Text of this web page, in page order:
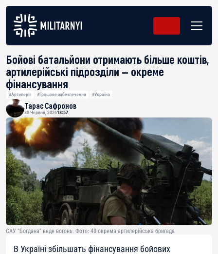
Бойові батальйони отримають більше коштів,
артилерійські підрозділи — окреме
фінансування
#Артилерія #Грошове забезпечення #Україна
Тарас Сафронов
30 Червня, 202618:57
САУ "Богдана" веде вогонь. Фото: 48 окрема артилерійська бригада
В Україні збільшать фінансування бойових